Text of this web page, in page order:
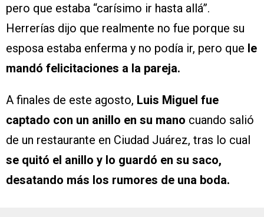
pero que estaba “carísimo ir hasta allá”.
Herrerías dijo que realmente no fue porque su
esposa estaba enferma y no podía ir, pero que le
mandó felicitaciones a la pareja.
A finales de este agosto, Luis Miguel fue
captado con un anillo en su mano cuando salió
de un restaurante en Ciudad Juárez, tras lo cual
se quitó el anillo y lo guardó en su saco,
desatando más los rumores de una boda.